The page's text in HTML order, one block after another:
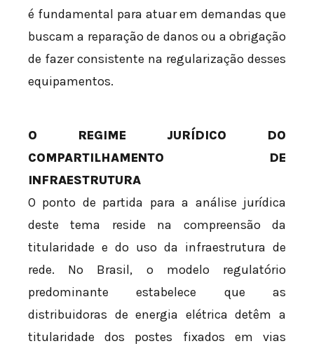
é fundamental para atuar em demandas que
buscam a reparação de danos ou a obrigação
de fazer consistente na regularização desses
equipamentos.
O REGIME JURÍDICO DO
COMPARTILHAMENTO DE
INFRAESTRUTURA
O ponto de partida para a análise jurídica
deste tema reside na compreensão da
titularidade e do uso da infraestrutura de
rede. No Brasil, o modelo regulatório
predominante estabelece que as
distribuidoras de energia elétrica detêm a
titularidade dos postes fixados em vias